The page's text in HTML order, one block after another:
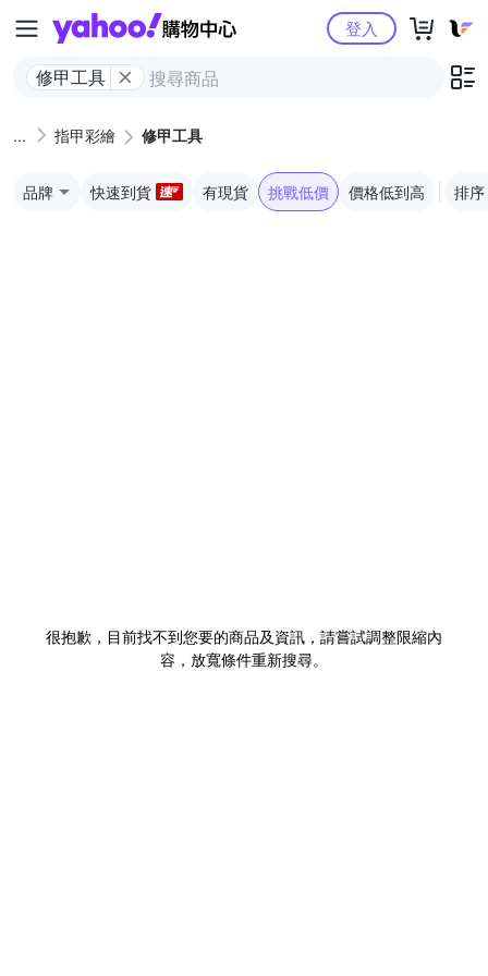
Yahoo購物中心
修甲工具
登入
指甲彩繪 修甲工具
品牌 快速到貨 有現貨 挑戰低價 價格低到高 排序
很抱歉，目前找不到您要的商品及資訊，請嘗試調整限縮內
容，放寬條件重新搜尋。